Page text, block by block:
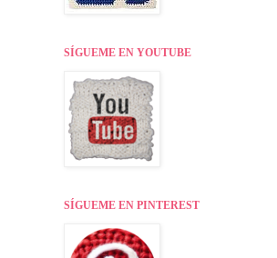
SÍGUEME EN YOUTUBE
SÍGUEME EN PINTEREST